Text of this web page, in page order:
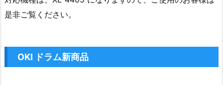
是非ご覧ください。
OKI ドラム新商品